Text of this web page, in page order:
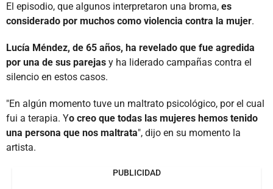
El episodio, que algunos interpretaron una broma, es
considerado por muchos como violencia contra la mujer.
Lucía Méndez, de 65 años, ha revelado que fue agredida
por una de sus parejas y ha liderado campañas contra el
silencio en estos casos.
"En algún momento tuve un maltrato psicológico, por el cual
fui a terapia. Yo creo que todas las mujeres hemos tenido
una persona que nos maltrata", dijo en su momento la
artista.
PUBLICIDAD